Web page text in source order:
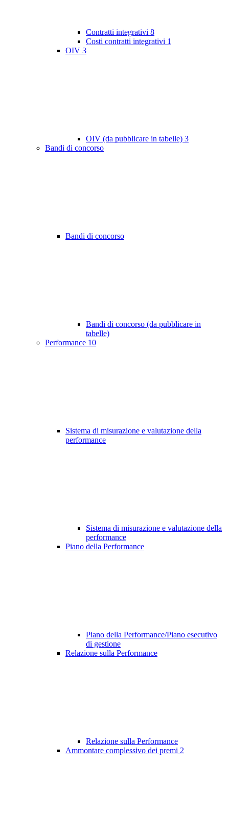
Contratti integrativi 8
Costi contratti integrativi 1
OIV 3
OIV (da pubblicare in tabelle) 3
Bandi di concorso
Bandi di concorso
Bandi di concorso (da pubblicare in
tabelle)
Performance 10
Sistema di misurazione e valutazione della
performance
Sistema di misurazione e valutazione della
performance
Piano della Performance
Piano della Performance/Piano esecutivo
di gestione
Relazione sulla Performance
Relazione sulla Performance
Ammontare complessivo dei premi 2